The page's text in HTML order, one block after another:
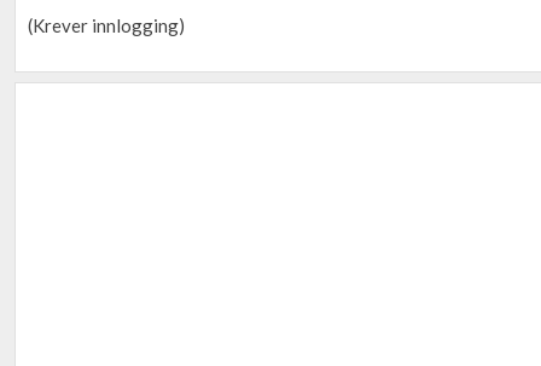
(Krever innlogging)